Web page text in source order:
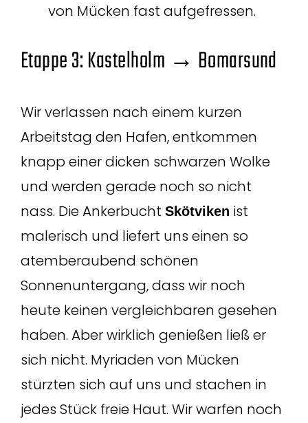
von Mücken fast aufgefressen.
Etappe 3: Kastelholm → Bomarsund
Wir verlassen nach einem kurzen
Arbeitstag den Hafen, entkommen
knapp einer dicken schwarzen Wolke
und werden gerade noch so nicht
nass. Die Ankerbucht Skötviken ist
malerisch und liefert uns einen so
atemberaubend schönen
Sonnenuntergang, dass wir noch
heute keinen vergleichbaren gesehen
haben. Aber wirklich genießen ließ er
sich nicht. Myriaden von Mücken
stürzten sich auf uns und stachen in
jedes Stück freie Haut. Wir warfen noch